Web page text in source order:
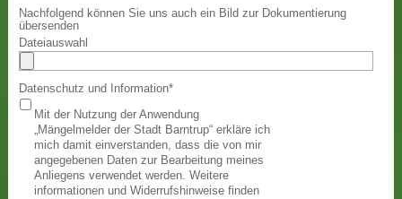
Nachfolgend können Sie uns auch ein Bild zur Dokumentierung
übersenden
Dateiauswahl
Datenschutz und Information*
Mit der Nutzung der Anwendung
„Mängelmelder der Stadt Barntrup“ erkläre ich
mich damit einverstanden, dass die von mir
angegebenen Daten zur Bearbeitung meines
Anliegens verwendet werden. Weitere
informationen und Widerrufshinweise finden